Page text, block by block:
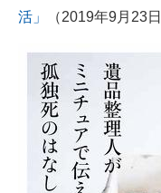
活」
（2019年9月23